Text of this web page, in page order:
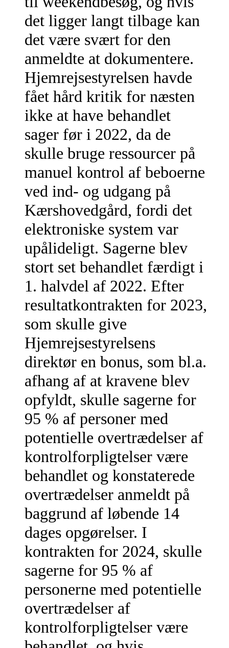
det ligger langt tilbage kan
det være svært for den
anmeldte at dokumentere.
Hjemrejsestyrelsen havde
fået hård kritik for næsten
ikke at have behandlet
sager før i 2022, da de
skulle bruge ressourcer på
manuel kontrol af beboerne
ved ind- og udgang på
Kærshovedgård, fordi det
elektroniske system var
upålideligt. Sagerne blev
stort set behandlet færdigt i
1. halvdel af 2022. Efter
resultatkontrakten for 2023,
som skulle give
Hjemrejsestyrelsens
direktør en bonus, som bl.a.
afhang af at kravene blev
opfyldt, skulle sagerne for
95 % af personer med
potentielle overtrædelser af
kontrolforpligtelser være
behandlet og konstaterede
overtrædelser anmeldt på
baggrund af løbende 14
dages opgørelser. I
kontrakten for 2024, skulle
sagerne for 95 % af
personerne med potentielle
overtrædelser af
kontrolforpligtelser være